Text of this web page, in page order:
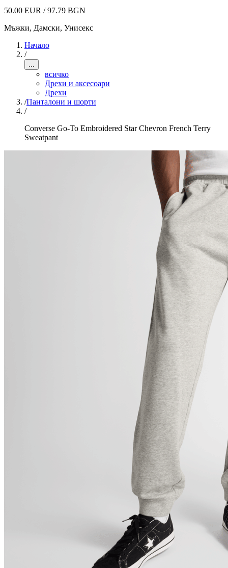
50.00 EUR / 97.79 BGN
Мъжки, Дамски, Унисекс
Начало
/
...
всичко
Дрехи и аксесоари
Дрехи
/Панталони и шорти
/
Converse Go-To Embroidered Star Chevron French Terry
Sweatpant